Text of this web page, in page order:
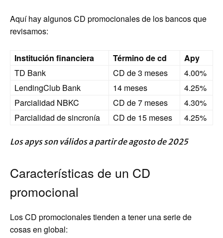
Aquí hay algunos CD promocionales de los bancos que
revisamos:
Institución financiera Término de cd
Apy
TD Bank
CD de 3 meses
4.00%
LendingClub Bank
14 meses
4.25%
Parcialidad NBKC
CD de 7 meses
4.30%
Parcialidad de sincronía
CD de 15 meses 4.25%
Los apys son válidos a partir de agosto de 2025
Características de un CD
promocional
Los CD promocionales tienden a tener una serie de
cosas en global: